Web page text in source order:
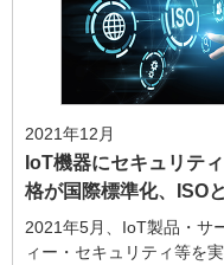
2021年12月
IoT機器にセキュリテ
格が国際標準化、ISO
2021年5月、IoT製品・サ
ィー・セキュリティ等を